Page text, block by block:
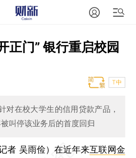
正门” 银行重启校园
T中
对在校大学生的信用贷款产品，
叫停该业务后的首度回归
者 吴雨俭） 在近年来互联网金